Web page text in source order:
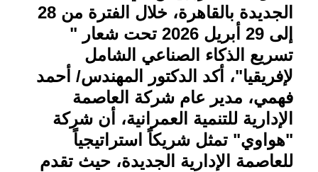
الجديدة بالقاهرة، خلال الفترة من 28
إلى 29 أبريل 2026 تحت شعار "
تسريع الذكاء الصناعي الشامل
لإفريقيا"، أكد الدكتور المهندس/ أحمد
فهمي، مدير عام شركة العاصمة
الإدارية للتنمية العمرانية، أن شركة
"هواوي" تمثل شريكاً استراتيجياً
للعاصمة الإدارية الجديدة، حيث تقدم